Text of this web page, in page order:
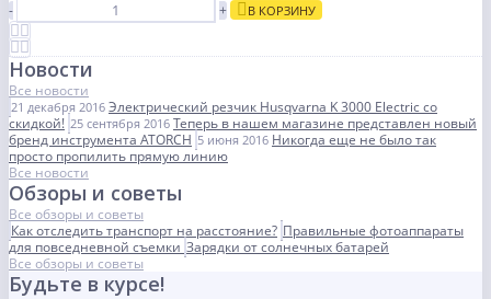
-
+ В КОРЗИНУ
Новости
Все новости
21 декабря 2016 Электрический резчик Husqvarna K 3000 Electric со
скидкой! 25 сентября 2016 Теперь в нашем магазине представлен новый
бренд инструмента ATORCH 5 июня 2016 Никогда еще не было так
просто пропилить прямую линию
Все новости
Обзоры и советы
Все обзоры и советы
Как отследить транспорт на расстояние? Правильные фотоаппараты
для повседневной съемки Зарядки от солнечных батарей
Все обзоры и советы
Будьте в курсе!